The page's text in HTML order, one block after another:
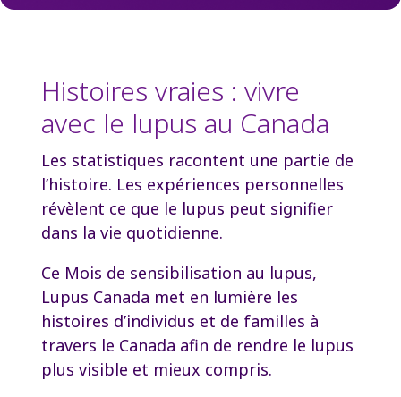
Histoires vraies : vivre
avec le lupus au Canada
Les statistiques racontent une partie de
l’histoire. Les expériences personnelles
révèlent ce que le lupus peut signifier
dans la vie quotidienne.
Ce Mois de sensibilisation au lupus,
Lupus Canada met en lumière les
histoires d’individus et de familles à
travers le Canada afin de rendre le lupus
plus visible et mieux compris.